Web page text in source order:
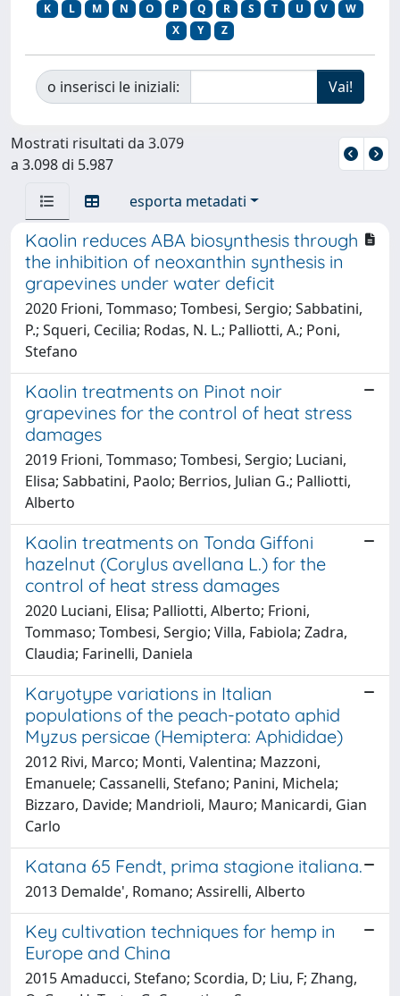
K
L M N O P Q R S T U V
W
X
Y Z
o inserisci le iniziali:
Mostrati risultati da 3.079
a 3.098 di 5.987
esporta metadati
Kaolin reduces ABA biosynthesis through
the inhibition of neoxanthin synthesis in
grapevines under water deficit
2020 Frioni, Tommaso; Tombesi, Sergio; Sabbatini,
P.; Squeri, Cecilia; Rodas, N. L.; Palliotti, A.; Poni,
Stefano
Kaolin treatments on Pinot noir
grapevines for the control of heat stress
damages
2019 Frioni, Tommaso; Tombesi, Sergio; Luciani,
Elisa; Sabbatini, Paolo; Berrios, Julian G.; Palliotti,
Alberto
Kaolin treatments on Tonda Giffoni
hazelnut (Corylus avellana L.) for the
control of heat stress damages
2020 Luciani, Elisa; Palliotti, Alberto; Frioni,
Tommaso; Tombesi, Sergio; Villa, Fabiola; Zadra,
Claudia; Farinelli, Daniela
Karyotype variations in Italian
populations of the peach-potato aphid
Myzus persicae (Hemiptera: Aphididae)
2012 Rivi, Marco; Monti, Valentina; Mazzoni,
Emanuele; Cassanelli, Stefano; Panini, Michela;
Bizzaro, Davide; Mandrioli, Mauro; Manicardi, Gian
Carlo
Katana 65 Fendt, prima stagione italiana.
2013 Demalde', Romano; Assirelli, Alberto
Key cultivation techniques for hemp in
Europe and China
2015 Amaducci, Stefano; Scordia, D; Liu, F; Zhang,